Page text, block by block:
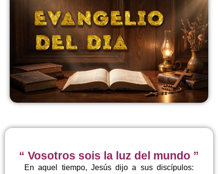
“ Vosotros sois la luz del mundo ”
En aquel tiempo, Jesús dijo a sus discípulos: